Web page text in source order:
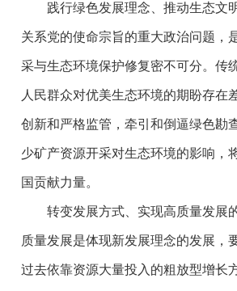
践行绿色发展理念、推动生态文
关系党的使命宗旨的重大政治问题，
采与生态环境保护修复密不可分。传
人民群众对优美生态环境的期盼存
创新和严格监管，牵引和倒逼绿色勘
少矿产资源开采对生态环境的影响，
国贡献力量。
转变发展方式、实现高质量发展
质量发展是体现新发展理念的发展，
过去依靠资源大量投入的粗放型增长